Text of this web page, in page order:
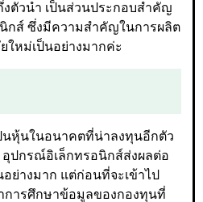
งตัวนำ เป็นส่วนประกอบสำคัญ
กส์ ซึ่งมีความสำคัญในการผลิต
หม่เป็นอย่างมากค่ะ
นหุ้นในอนาคตที่น่าลงทุนอีกตัว
อุปกรณ์อิเล็กทรอนิกส์ส่งผลต่อ
อย่างมาก แต่ก่อนที่จะเข้าไป
ารศึกษาข้อมูลของกองทุนที่